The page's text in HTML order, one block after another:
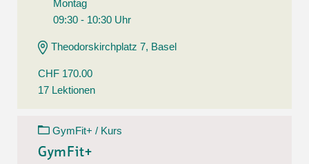
Montag
09:30 - 10:30 Uhr
Theodorskirchplatz 7, Basel
CHF 170.00
17 Lektionen
GymFit+ / Kurs
GymFit+